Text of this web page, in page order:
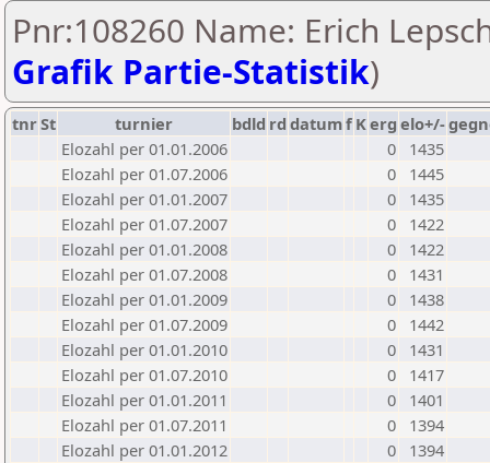
Pnr:108260 Name: Erich
Grafik Partie-Statistik)
tnrSt turnier bdld rd datumf Kerg elo+/-
Elozahl per 01.01.2006
0
1435
Elozahl per 01.07.2006
0
1445
Elozahl per 01.01.2007
0
1435
Elozahl per 01.07.2007
0
1422
Elozahl per 01.01.2008
0
1422
Elozahl per 01.07.2008
0
1431
Elozahl per 01.01.2009
0
1438
Elozahl per 01.07.2009
0
1442
Elozahl per 01.01.2010
0
1431
Elozahl per 01.07.2010
0
1417
Elozahl per 01.01.2011
0
1401
Elozahl per 01.07.2011
0
1394
Elozahl per 01.01.2012
0
1394